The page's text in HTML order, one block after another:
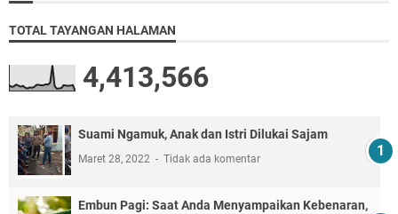
TOTAL TAYANGAN HALAMAN
4,413,566
Suami Ngamuk, Anak dan Istri Dilukai Sajam
Maret 28, 2022 Tidak ada komentar
Embun Pagi: Saat Anda Menyampaikan Kebenaran,